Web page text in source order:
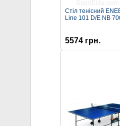
Стіл тенісний
Line 101 D/E NB
5574 грн.